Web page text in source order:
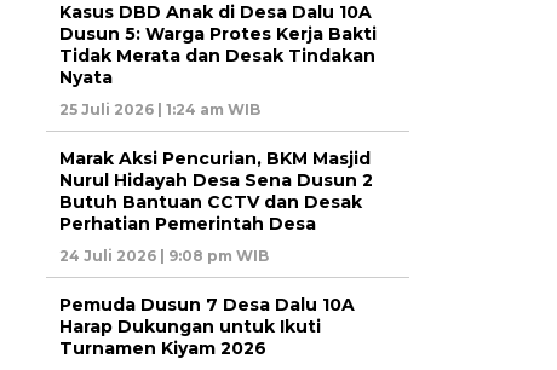
Kasus DBD Anak di Desa Dalu 10A
Dusun 5: Warga Protes Kerja Bakti
Tidak Merata dan Desak Tindakan
Nyata
25 Juli 2026 | 1:24 am WIB
Marak Aksi Pencurian, BKM Masjid
Nurul Hidayah Desa Sena Dusun 2
Butuh Bantuan CCTV dan Desak
Perhatian Pemerintah Desa
24 Juli 2026 | 9:08 pm WIB
Pemuda Dusun 7 Desa Dalu 10A
Harap Dukungan untuk Ikuti
Turnamen Kiyam 2026